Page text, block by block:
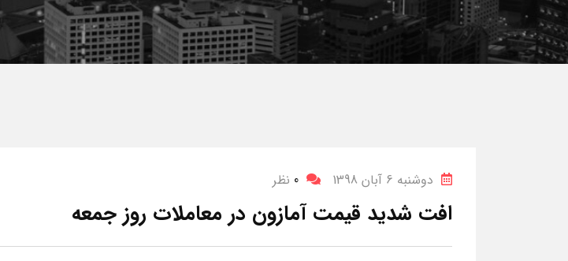
دوشنبه 6 آبان 1398 0 نظر
افت شدید قیمت آمازون در معاملات روز جمعه